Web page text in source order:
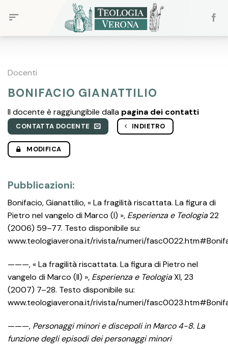
Docenti
BONIFACIO GIANATTILIO
Il docente è raggiungibile dalla pagina dei contatti
CONTATTA DOCENTE INDIETRO
MODIFICA
Pubblicazioni:
Bonifacio, Gianattilio, « La fragilità riscattata. La figura di
Pietro nel vangelo di Marco (I) », Esperienza e Teologia22
(2006) 59–77. Testo disponibile su:
www.teologiaverona.it/rivista/numeri/
———, « La fragilità riscattata. La figura di Pietro nel
vangelo di Marco (II) », Esperienza e TeologiaXI, 23
(2007) 7–28. Testo disponibile su:
www.teologiaverona.it/rivista/numeri/
———, Personaggi minori e discepoli in Marco 4-8. La
funzione degli episodi dei personaggi minori